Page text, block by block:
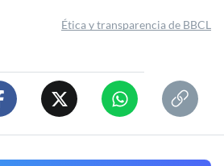
Ética y transparencia de BBCL